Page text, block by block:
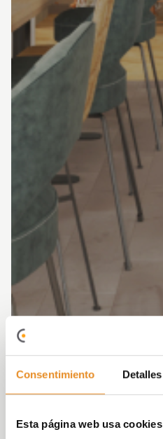
Consentimiento Detalles
Esta página web usa cookies